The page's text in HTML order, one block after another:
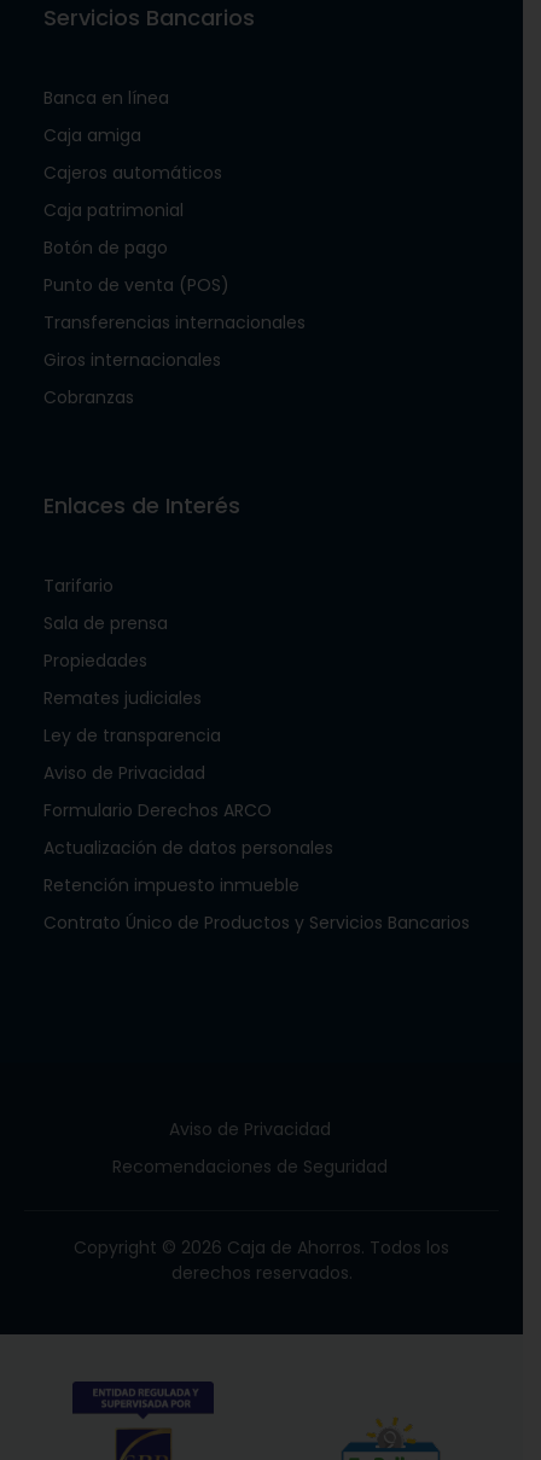
Servicios Bancarios
Banca en línea
Caja amiga
Cajeros automáticos
Caja patrimonial
Botón de pago
Punto de venta (POS)
Transferencias internacionales
Giros internacionales
Cobranzas
Enlaces de Interés
Tarifario
Sala de prensa
Propiedades
Remates judiciales
Ley de transparencia
Aviso de Privacidad
Formulario Derechos ARCO
Actualización de datos personales
Retención impuesto inmueble
Contrato Único de Productos y Servicios Bancarios
Aviso de Privacidad
Recomendaciones de Seguridad
Copyright © 2026 Caja de Ahorros. Todos los
derechos reservados.